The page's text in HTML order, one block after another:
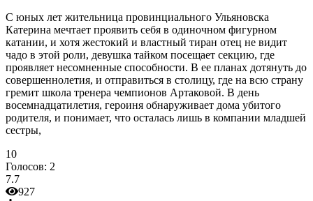
С юных лет жительница провинциального Ульяновска
Катерина мечтает проявить себя в одиночном фигурном
катании, и хотя жестокий и властный тиран отец не видит
чадо в этой роли, девушка тайком посещает секцию, где
проявляет несомненные способности. В ее планах дотянуть до
совершеннолетия, и отправиться в столицу, где на всю страну
гремит школа тренера чемпионов Артаковой. В день
восемнадцатилетия, героиня обнаруживает дома убитого
родителя, и понимает, что осталась лишь в компании младшей
сестры,
10
Голосов: 2
7.7
927